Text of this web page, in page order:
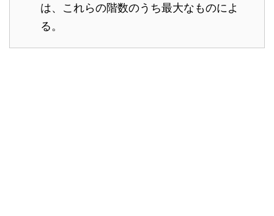
は、これらの階数のうち最大なものによ
る。